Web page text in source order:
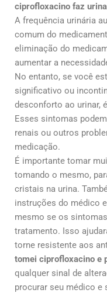
ciprofloxacino faz
A frequência urinária
comum do
eliminação do
aumentar a
No entanto, se você
significativo ou
desconforto ao urinar,
Esses sintomas
renais ou outros
medicação.
É importante tomar
tomando o mesmo,
cristais na urina.
instruções do médico
mesmo se os
tratamento. Isso
torne resistente aos
tomei ciprofloxacino e
qualquer sinal de
procurar seu médico